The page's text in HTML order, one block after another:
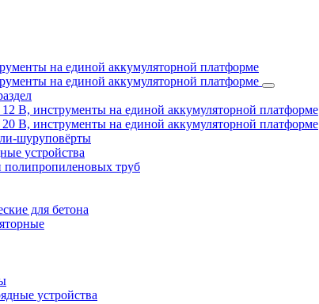
на единой аккумуляторной платформе
на единой аккумуляторной платформе
12 В, инструменты на единой аккумуляторной платформе
20 В, инструменты на единой аккумуляторной платформе
шуруповёрты
устройства
полипропиленовых труб
для бетона
устройства